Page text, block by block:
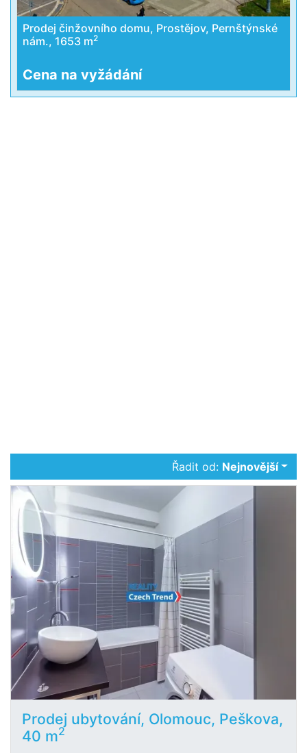
Prodej činžovního domu, Prostějov, Pernštýnské
nám., 1653 m2
Cena na vyžádání
Řadit od: Nejnovější
Prodej ubytování, Olomouc, Peškova,
40 m2